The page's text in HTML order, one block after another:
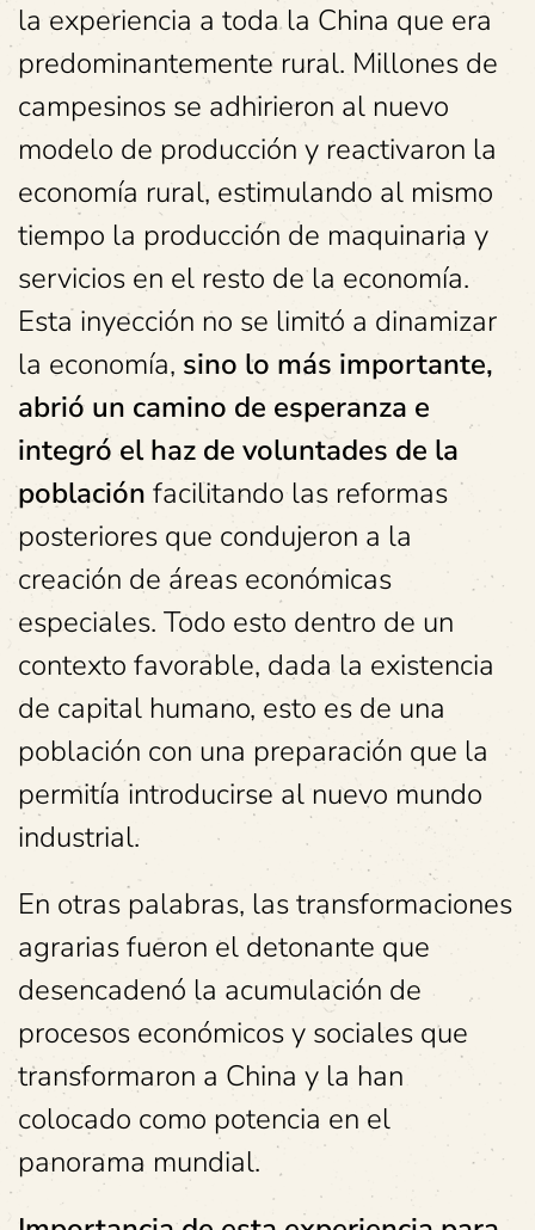
la experiencia a toda la China que era
predominantemente rural. Millones de
campesinos se adhirieron al nuevo
modelo de producción y reactivaron la
economía rural, estimulando al mismo
tiempo la producción de maquinaria y
servicios en el resto de la economía.
Esta inyección no se limitó a dinamizar
la economía, sino lo más importante,
abrió un camino de esperanza e
integró el haz de voluntades de la
población facilitando las reformas
posteriores que condujeron a la
creación de áreas económicas
especiales. Todo esto dentro de un
contexto favorable, dada la existencia
de capital humano, esto es de una
población con una preparación que la
permitía introducirse al nuevo mundo
industrial.
En otras palabras, las transformaciones
agrarias fueron el detonante que
desencadenó la acumulación de
procesos económicos y sociales que
transformaron a China y la han
colocado como potencia en el
panorama mundial.